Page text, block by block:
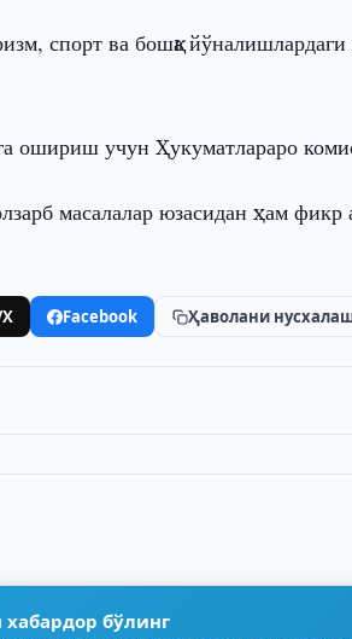
спорт ва бошқа
ошириш учун Ҳукуматлараро
масалалар юзасидан ҳам
Facebook Ҳаволани
бўлинг